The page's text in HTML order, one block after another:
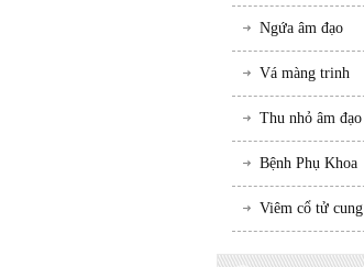
Ngứa âm đạo
Vá màng trinh
Thu nhỏ âm đạo
Bệnh Phụ Khoa
Viêm cổ tử cung